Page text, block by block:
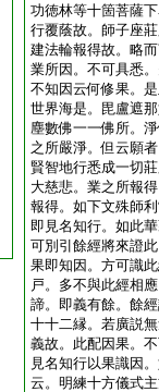
功徳林等十箇菩薩
行覆蔭故。師子座
建法輪報得故。略
業所因。不可具悉
不知因云何修果。
世界海是。毘盧遮
塵數佛一一佛所。
之所嚴淨。但云願
賢智地行悉成一切
大慈悲。業之所報
報得。如下文殊師
即見名知行。如此
可別引餘經將來證
果即知因。方可識
戸。多不與此經相
諦。即義有餘。餘
十十二縁。若廣説
義故。此配因果。
見名知行以果識因
云。明練十方儀式